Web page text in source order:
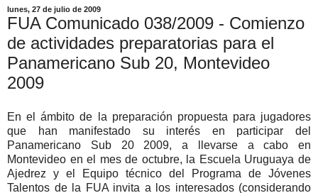
lunes, 27 de julio de 2009
FUA Comunicado 038/2009 - Comienzo
de actividades preparatorias para el
Panamericano Sub 20, Montevideo
2009
En el ámbito de la preparación propuesta para jugadores
que han manifestado su interés en participar del
Panamericano Sub 20 2009, a llevarse a cabo en
Montevideo en el mes de octubre, la Escuela Uruguaya de
Ajedrez y el Equipo técnico del Programa de Jóvenes
Talentos de la FUA invita a los interesados (considerando